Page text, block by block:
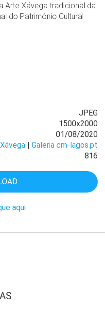
JPEG
1500x2000
01/08/2020
Galeria cm-lagos.pt
816
aqui
Arte Xávega tradicional da
do Património Cultural